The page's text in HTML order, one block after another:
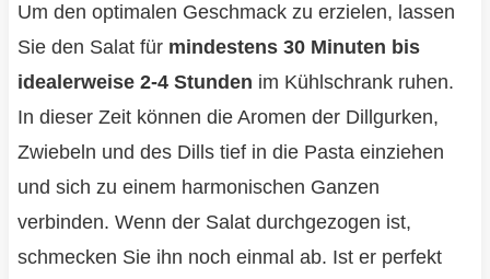
Um den optimalen Geschmack zu erzielen, lassen
Sie den Salat für mindestens 30 Minuten bis
idealerweise 2-4 Stunden im Kühlschrank ruhen.
In dieser Zeit können die Aromen der Dillgurken,
Zwiebeln und des Dills tief in die Pasta einziehen
und sich zu einem harmonischen Ganzen
verbinden. Wenn der Salat durchgezogen ist,
schmecken Sie ihn noch einmal ab. Ist er perfekt